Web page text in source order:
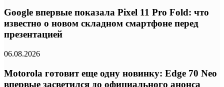
Google впервые показала Pixel 11 Pro Fold: что
известно о новом складном смартфоне перед
презентацией
06.08.2026
Motorola готовит еще одну новинку: Edge 70 Neo
впервые засветился до официального анонса